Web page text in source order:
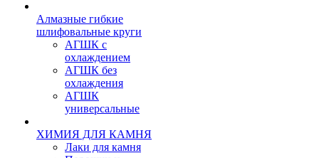
Алмазные гибкие
шлифовальные круги
АГШК с
охлаждением
АГШК без
охлаждения
АГШК
универсальные
ХИМИЯ ДЛЯ КАМНЯ
Лаки для камня